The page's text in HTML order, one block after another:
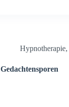
Hypnotherapie,
Gedachtensporen